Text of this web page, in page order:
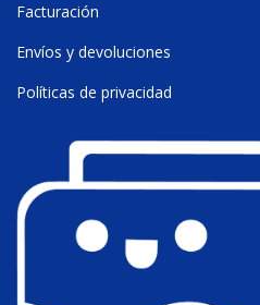
Facturación
Envíos y devoluciones
Políticas de privacidad